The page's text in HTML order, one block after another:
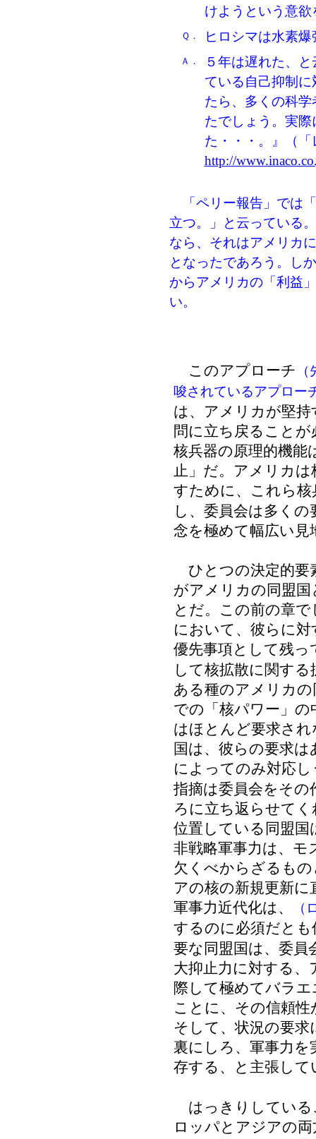
けようという意
Ｑ． ヒロシマは水素
Ａ．
５年は遅れた、
ている自己抑制
たら、多くの科
たでしょう。実
た・・・。』（
http://
「ペリー報告」では
立つ。」と云っている
なら、それはアメリカ
となったであろう。し
からアメリカの「利益
い。
このアプローチ
唆されているアプロー
は、アメリカが堅
問に立ち戻ること
核兵器の原理的機能
止」だ。アメリカ
すために、これら
し、委員会は多く
念を極めて幅広い見
ひとつの決定的要
がアメリカの同盟
とだ。この前の章
において、彼らに
優先事項として残っ
して核拡散に関す
ある種のアメリカ
での「核パワー」
はほとんど要求さ
国は、彼らの要求
によってのみ対応
指摘は委員会をそ
ろに立ち返らせて
位置している同盟
非戦略軍事力は、モ
欠くべからざるも
アの核の新規更新
軍事力近代化は、
（
するのに必須だと
要な同盟国は、委員
大抑止力に対する
際して極めてバラ
ことに、その信頼
そして、状況の要
裏にしろ、軍事力
存する、と主張して
はっきりしている
ロッパとアジアの